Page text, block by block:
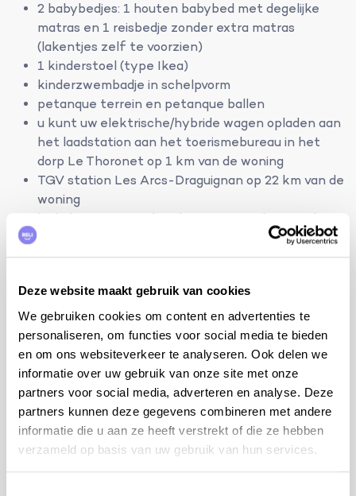
Deze website maakt gebruik van cookies
We gebruiken cookies om content en advertenties te
personaliseren, om functies voor social media te bieden
en om ons websiteverkeer te analyseren. Ook delen we
informatie over uw gebruik van onze site met onze
partners voor social media, adverteren en analyse. Deze
partners kunnen deze gegevens combineren met andere
informatie die u aan ze heeft verstrekt of die ze hebben
verzameld op basis van uw gebruik van hun services.
2 babybedjes: 1 houten babybed met degelijke
matras en 1 reisbedje zonder extra matras
(lakentjes zelf te voorzien)
1 kinderstoel (type Ikea)
kinderzwembadje in schelpvorm
petanque terrein en petanque ballen
u kunt uw elektrische/hybride wagen opladen aan
het laadstation aan het toerismebureau in het
dorp Le Thoronet op 1 km van de woning
TGV station Les Arcs-Draguignan op 22 km van de
woning
luchthaven Nice Côte d'Azur op 100 km van de
luchthaven Marseille Provence op 110 km van de
tips van de eigenaar:
Gelucine is de perfecte uitvalsbasis om de
Provence te ontdekken
natuurliefhebbers en fotografen weten niet
waar eerst kijken in het majestueuse Massif des
Maures, de Gorges du Verdon en het Lac de
Sainte-Croix
op een boogscheut van de Middellandse Zee